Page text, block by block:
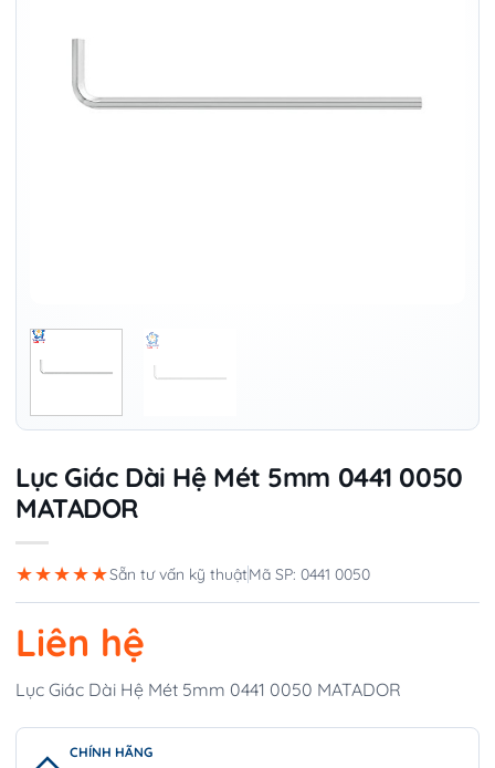
Lục Giác Dài Hệ Mét 5mm 0441 0050
MATADOR
★★★★★Sẵn tư vấn kỹ thuậtMã SP: 0441 0050
Liên hệ
Lục Giác Dài Hệ Mét 5mm 0441 0050 MATADOR
CHÍNH HÃNG